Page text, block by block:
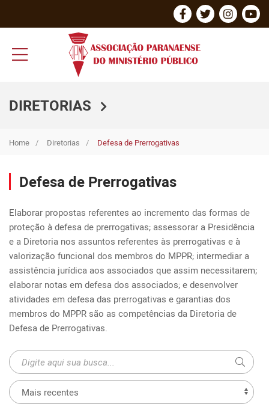
DIRETORIAS
Home Diretorias Defesa de Prerrogativas
Defesa de Prerrogativas
Elaborar propostas referentes ao incremento das formas de
proteção à defesa de prerrogativas; assessorar a Presidência
e a Diretoria nos assuntos referentes às prerrogativas e à
valorização funcional dos membros do MPPR; intermediar a
assistência jurídica aos associados que assim necessitarem;
elaborar notas em defesa dos associados; e desenvolver
atividades em defesa das prerrogativas e garantias dos
membros do MPPR são as competências da Diretoria de
Defesa de Prerrogativas.